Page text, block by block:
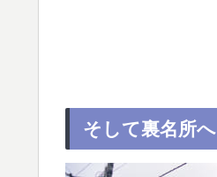
そして裏名所へ